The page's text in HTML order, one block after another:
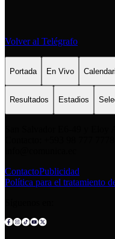
Volver al Telégrafo
Portada En Vivo
Resultados Estadios
ContactoPublicidad
Política para el tratamiento